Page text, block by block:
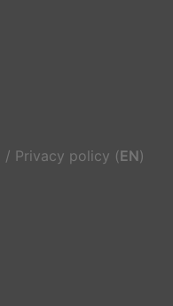
/ Privacy policy (EN)